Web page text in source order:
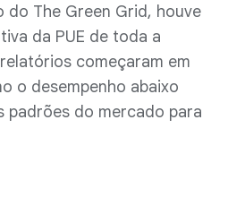
do The Green Grid, houve
da PUE de toda a
começaram em
o desempenho abaixo
padrões do mercado para